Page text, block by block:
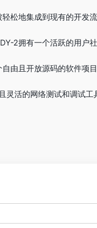
松地集成到现有的开发
2拥有一个活跃的用户
由且开放源码的软件项
灵活的网络测试和调试